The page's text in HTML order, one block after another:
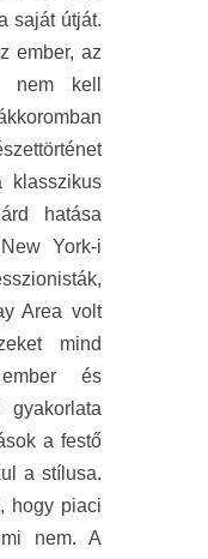
saját útját.
ember, az
nem kell
klasszikus
hatása
York-i
Area volt
mind
és
a festő
a stílusa.
hogy piaci
nem. A